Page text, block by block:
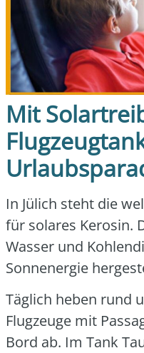
Mit
In Jülich steht die
für sola­res Kero­sin.
Was­ser und
Son­n­ener­gie
Täg­lich heben rund
Flug­zeu­ge mit
Bord ab. Im Tank